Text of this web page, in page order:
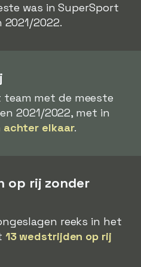
was in SuperSport
2021/2022.
met de meeste
2021/2022, met in
achter elkaar.
op rij zonder
reeks in het
13 wedstrijden op rij